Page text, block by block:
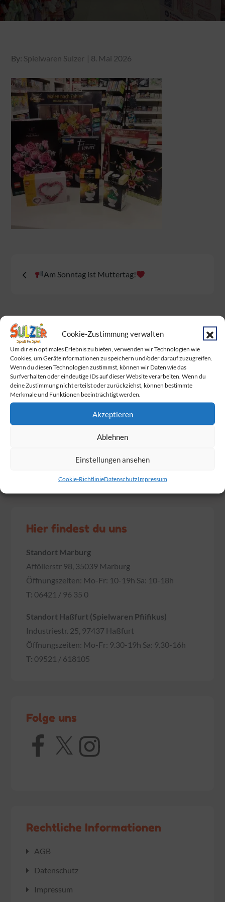
Cookie-Zustimmung verwalten
Um dir ein optimales Erlebnis zu bieten, verwenden wir Technologien wie
Cookies, um Geräteinformationen zu speichern und/oder darauf zuzugreifen.
Wenn du diesen Technologien zustimmst, können wir Daten wie das
Surfverhalten oder eindeutige IDs auf dieser Website verarbeiten. Wenn du
deine Zustimmung nicht erteilst oder zurückziehst, können bestimmte
Merkmale und Funktionen beeinträchtigt werden.
Akzeptieren
Ablehnen
Einstellungen ansehen
Cookie-RichtlinieDatenschutzImpressum
By: Spielwaren Sulzer
Posted
8. Mai 2026
Beitragsnavigation
Am Sonntag ist Muttertag!
Neueste Beiträge
Baby Born Fans aufgepasst!
Das Warten hat ein Ende. Endlich wurden
die Dumplings geliefert!
Am Sonntag ist Muttertag!
Wir feiern gemeinsam mit BabyOne den
Hier findest du uns
Standort Marburg
Afföllerstr 98, 35039 Marburg
Öffnungszeiten: Mo-Fr: 10-19h Sa: 10-18h
T: 06421 / 96 35 0
Standort Haßfurt (Spielwaren Pfiifikus)
Industriestr. 25, 97437 Haßfurt
Öffnungszeiten: Mo-Fr: 9.30-19h Sa: 9.30-16h
T: 09521 / 618105
Folge uns
Facebook
X Instagram
Rechtliche Informationen
AGB
Datenschutz
Impressum